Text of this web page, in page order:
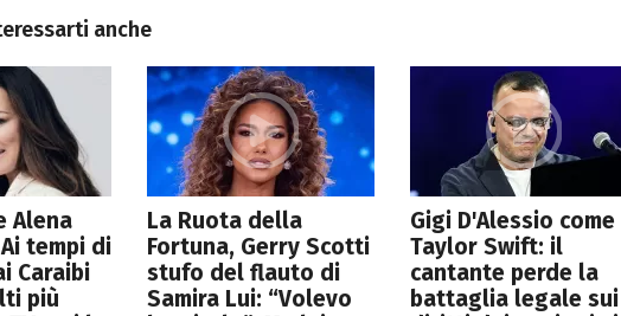
anche
Alena
tempi di
Caraibi
più
La Ruota della
Fortuna, Gerry Scotti
stufo del flauto di
Samira Lui: “Volevo
Gigi D'Alessio come
Taylor Swift: il
cantante perde la
battaglia legale sui